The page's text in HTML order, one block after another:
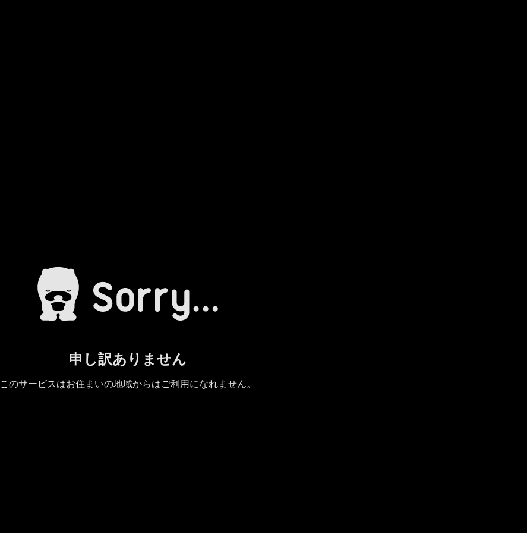
申し訳ありません
このサービスはお住まいの地域からはご利用になれません。